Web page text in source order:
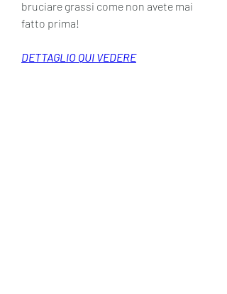
bruciare grassi come non avete mai
fatto prima!
DETTAGLIO QUI VEDERE